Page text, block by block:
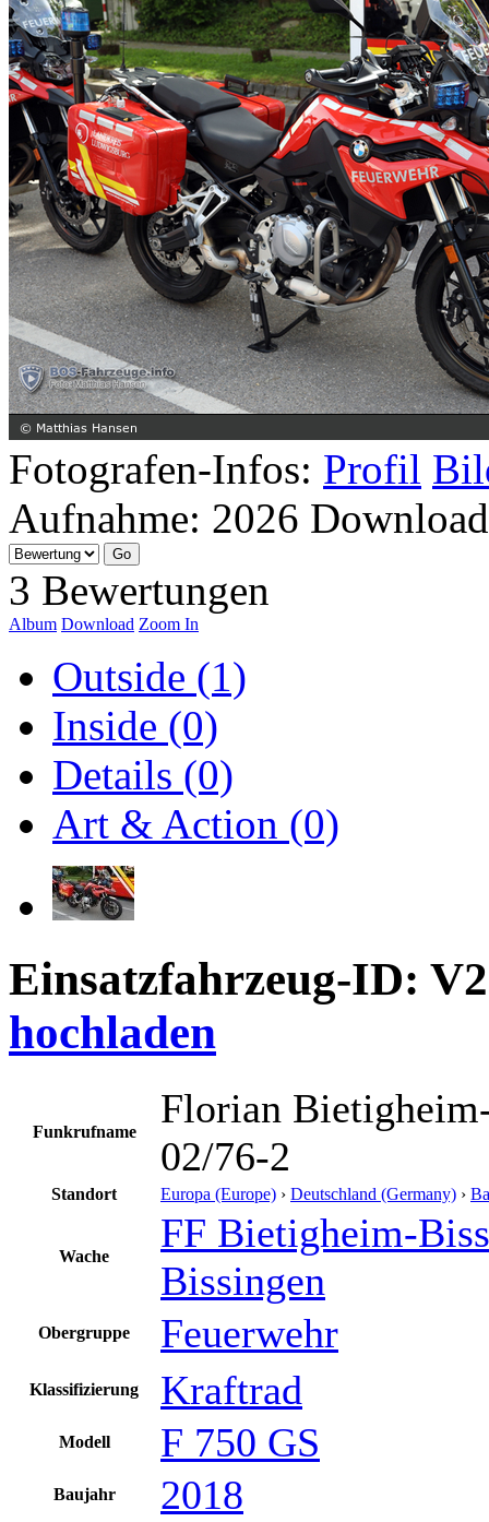
Fotografen-Infos: Profil
Aufnahme: 2026
3 Bewertungen
Album Download Zoom In
Outside (1)
Inside (0)
Details (0)
Art & Action (0)
Einsatzfahrzeug-ID:
hochladen
Funkrufname
Florian
02/76-2
Standort Europa (Europe) › Deutschland (Germany) ›
Wache
FF Bietigheim-
Bissingen
Obergruppe Feuerwehr
Klassifizierung Kraftrad
Modell F 750 GS
Baujahr 2018